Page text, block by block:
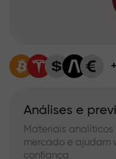
Análises e
Materiais
mercado e ajudam
confiança